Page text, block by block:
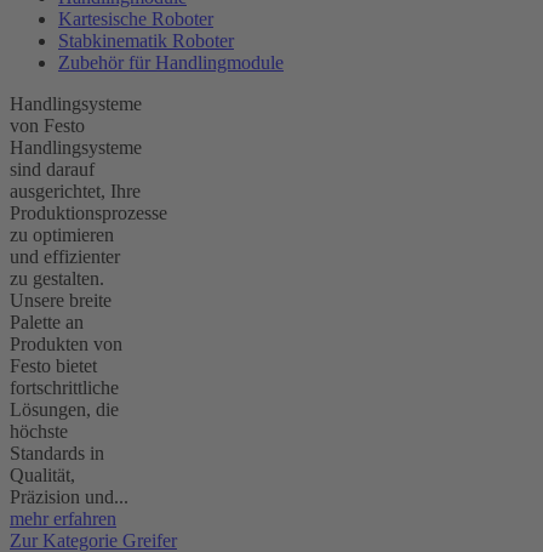
Kartesische Roboter
Stabkinematik Roboter
Zubehör für Handlingmodule
Handlingsysteme
von Festo
Handlingsysteme
sind darauf
ausgerichtet, Ihre
Produktionsprozesse
zu optimieren
und effizienter
zu gestalten.
Unsere breite
Palette an
Produkten von
Festo bietet
fortschrittliche
Lösungen, die
höchste
Standards in
Qualität,
Präzision und...
mehr erfahren
Zur Kategorie Greifer